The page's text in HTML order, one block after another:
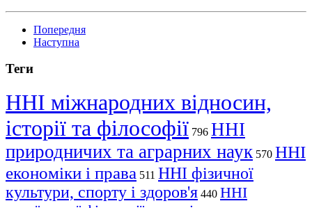
Попередня
Наступна
Теги
ННІ міжнародних відносин,
історії та філософії 796 ННІ
природничих та аграрних наук 570 ННІ
економіки і права 511 ННІ фізичної
культури, спорту і здоров'я 440 ННІ